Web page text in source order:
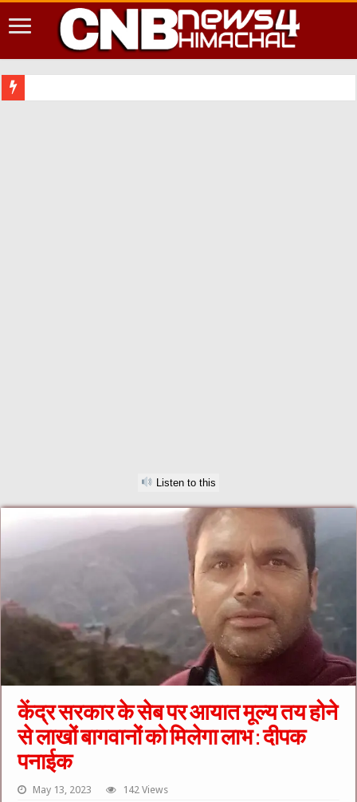
Listen to this
केंद्र सरकार के सेब पर आयात मूल्य तय होने
से लाखों बागवानों को मिलेगा लाभ : दीपक
पनाईक
May 13, 2023 142 Views